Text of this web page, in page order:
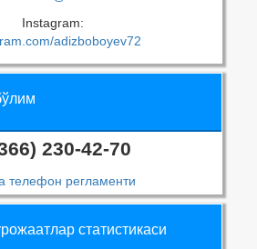
Instagram:
adizboboyev72
230-42-70
телефон регламенти
статистикаси